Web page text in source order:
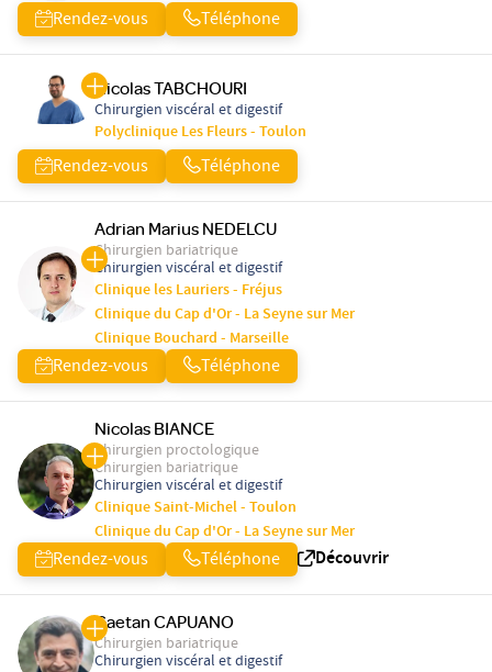
Rendez-vous Téléphone
Nicolas TABCHOURI
Chirurgien viscéral et digestif
Polyclinique Les Fleurs - Toulon
Rendez-vous Téléphone
Adrian Marius NEDELCU
Chirurgien bariatrique
Chirurgien viscéral et digestif
Clinique les Lauriers - Fréjus
Clinique du Cap d'Or - La Seyne sur Mer
Clinique Bouchard - Marseille
Rendez-vous Téléphone
Nicolas BIANCE
Chirurgien proctologique
Chirurgien bariatrique
Chirurgien viscéral et digestif
Clinique Saint-Michel - Toulon
Clinique du Cap d'Or - La Seyne sur Mer
Rendez-vous Téléphone Découvrir
Gaetan CAPUANO
Chirurgien bariatrique
Chirurgien viscéral et digestif